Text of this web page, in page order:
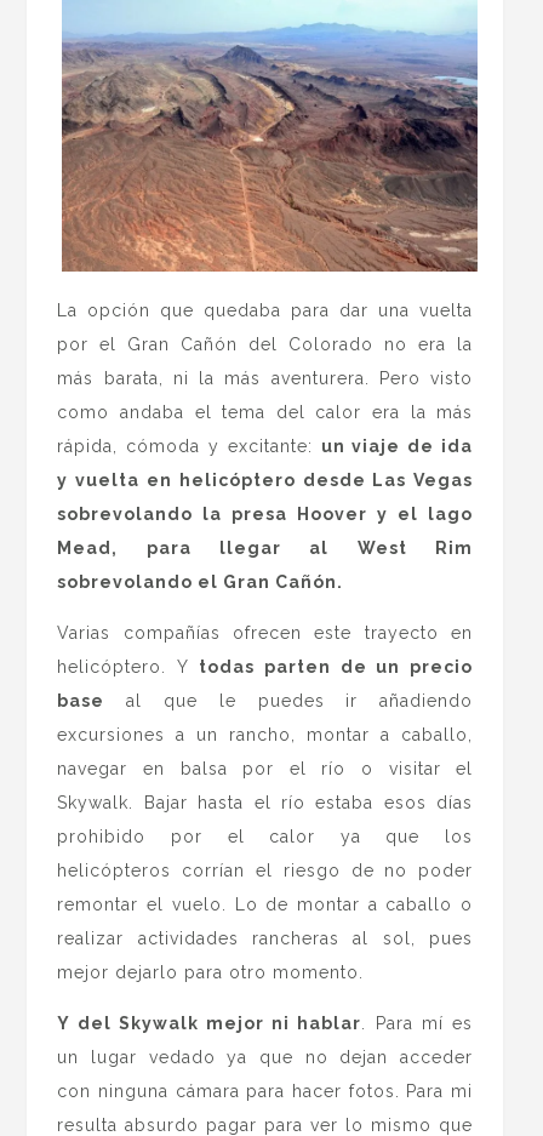
La opción que quedaba para dar una vuelta
por el Gran Cañón del Colorado no era la
más barata, ni la más aventurera. Pero visto
como andaba el tema del calor era la más
rápida, cómoda y excitante: un viaje de ida
y vuelta en helicóptero desde Las Vegas
sobrevolando la presa Hoover y el lago
Mead, para llegar al West Rim
sobrevolando el Gran Cañón.
Varias compañías ofrecen este trayecto en
helicóptero. Y todas parten de un precio
base
al que le puedes ir añadiendo
excursiones a un rancho, montar a caballo,
navegar en balsa por el río o visitar el
Skywalk. Bajar hasta el río estaba esos días
prohibido por el calor ya que los
helicópteros corrían el riesgo de no poder
remontar el vuelo. Lo de montar a caballo o
realizar actividades rancheras al sol, pues
mejor dejarlo para otro momento.
Y del Skywalk mejor ni hablar . Para mí es
un lugar vedado ya que no dejan acceder
con ninguna cámara para hacer fotos. Para mi
resulta absurdo pagar para ver lo mismo que